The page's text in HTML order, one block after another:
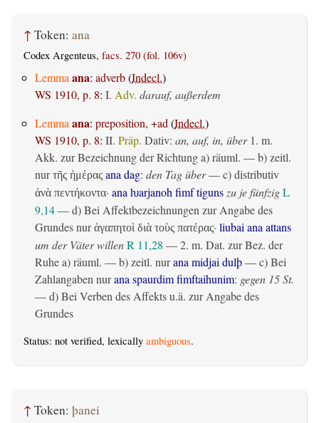
↑ Token: ana
Codex Argenteus, facs. 270 (fol. 106v)
Lemma ana: adverb(Indecl.)
WS 1910, p. 8: I. Adv. darauf, außerdem
Lemma ana: preposition, +ad (Indecl.)
WS 1910, p. 8: II. Präp. Dativ: an, auf, in, über1. m.
Akk. zur Bezeichnung der Richtunga)räuml. — b)zeitl.
nurτῆς ἡμέρας ana dag: den Tag über— c)distributiv
ἀνὰ πεντήκοντα· ana ƕarjanoh fimf tiguns zu je fünfzigL
9,14— d) Bei Affektbezeichnungen zur Angabe des
Grundes nurἀγαπητοὶ διὰ τοὺς πατέρας· liubai ana attans
um der Väter willenR 11,28 — 2. m. Dat. zur Bez. der
Ruhea)räuml. — b)zeitl. nurana midjai dulþ— c) Bei
Zahlangaben nurana spaurdim fimftaihunim: gegen 15 St.
— d) Bei Verben des Affekts u.ä. zur Angabe des
Grundes
Status: not verified, lexically ambiguous.
↑ Token: þanei